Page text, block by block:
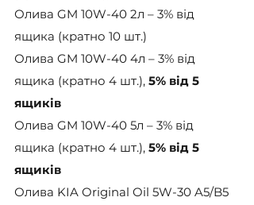
Олива GM 10W-40 2л – 3% від
ящика (кратно 10 шт.)
Олива GM 10W-40 4л – 3% від
ящика (кратно 4 шт.), 5% від 5
ящиків
Олива GM 10W-40 5л – 3% від
ящика (кратно 4 шт.), 5% від 5
ящиків
Олива KIA Original Oil 5W-30 A5/B5